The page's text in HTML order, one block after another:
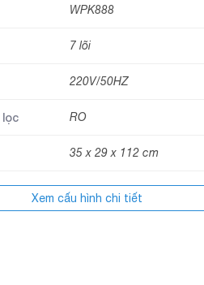
WPK888
7 lõi
220V/50HZ
lọc RO
35 x 29 x 112 cm
Xem cấu hình chi tiết